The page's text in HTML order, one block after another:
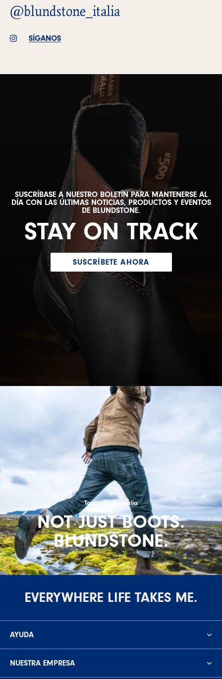
@blundstone_italia
SÍGANOS
SUSCRÍBASE A NUESTRO BOLETÍN PARA MANTENERSE AL
DÍA CON LAS ÚLTIMAS NOTICIAS, PRODUCTOS Y EVENTOS
DE BLUNDSTONE.
STAY ON TRACK
SUSCRÍBETE AHORA
Tasmania Australia
NOT JUST BOOTS.
BLUNDSTONE.
EVERYWHERE LIFE TAKES ME.
AYUDA
NUESTRA EMPRESA